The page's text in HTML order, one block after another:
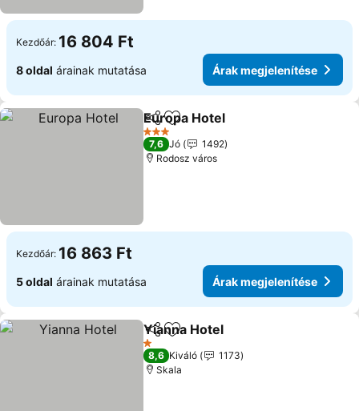
Kezdőár: 16 804 Ft
8 oldal árainak mutatása Árak megjelenítése
Megosztás
Hozzáadás a kedvencekhez
Europa Hotel
3 Kategória
7,6 Jó
1492
Rodosz város
Kezdőár: 16 863 Ft
5 oldal árainak mutatása Árak megjelenítése
Megosztás
Hozzáadás a kedvencekhez
Yianna Hotel
1 Kategória
8,6 Kiváló
1173
Skala